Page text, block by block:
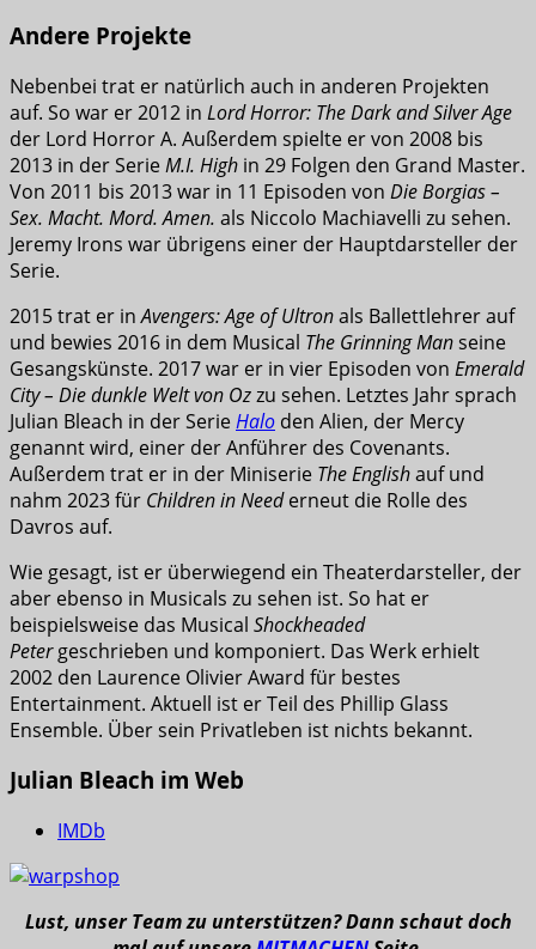
Andere Projekte
Nebenbei trat er natürlich auch in anderen Projekten
auf. So war er 2012 in Lord Horror: The Dark and Silver Age
der Lord Horror A. Außerdem spielte er von 2008 bis
2013 in der SerieM.I. High in 29 Folgen den Grand Master.
Von 2011 bis 2013 war in 11 Episoden von Die Borgias –
Sex. Macht. Mord. Amen. als Niccolo Machiavelli zu sehen.
Jeremy Irons war übrigens einer der Hauptdarsteller der
Serie.
2015 trat er inAvengers: Age of Ultronals Ballettlehrer auf
und bewies 2016 in dem Musical The Grinning Manseine
Gesangskünste. 2017 war er in vier Episoden von Emerald
City – Die dunkle Welt von Ozzu sehen. Letztes Jahr sprach
Julian Bleach in der SerieHalo den Alien, der Mercy
genannt wird, einer der Anführer des Covenants.
Außerdem trat er in der Miniserie The Englishauf und
nahm 2023 für Children in Neederneut die Rolle des
Davros auf.
Wie gesagt, ist er überwiegend ein Theaterdarsteller, der
aber ebenso in Musicals zu sehen ist. So hat er
beispielsweise das Musical Shockheaded
Petergeschrieben und komponiert. Das Werk erhielt
2002 den Laurence Olivier Award für bestes
Entertainment. Aktuell ist er Teil des Phillip Glass
Ensemble. Über sein Privatleben ist nichts bekannt.
Julian Bleach im Web
IMDb
Lust, unser Team zu unterstützen? Dann schaut doch